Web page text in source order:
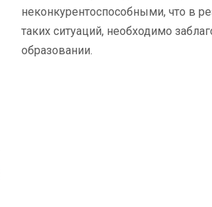
неконкурентоспособными, что в
таких ситуаций, необходимо
образовании.